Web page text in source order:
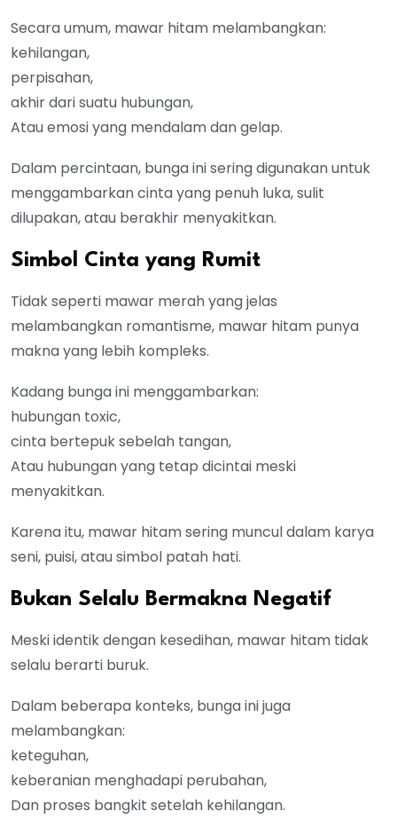
Secara umum, mawar hitam melambangkan:
kehilangan,
perpisahan,
akhir dari suatu hubungan,
Atau emosi yang mendalam dan gelap.
Dalam percintaan, bunga ini sering digunakan untuk
menggambarkan cinta yang penuh luka, sulit
dilupakan, atau berakhir menyakitkan.
Simbol Cinta yang Rumit
Tidak seperti mawar merah yang jelas
melambangkan romantisme, mawar hitam punya
makna yang lebih kompleks.
Kadang bunga ini menggambarkan:
hubungan toxic,
cinta bertepuk sebelah tangan,
Atau hubungan yang tetap dicintai meski
menyakitkan.
Karena itu, mawar hitam sering muncul dalam karya
seni, puisi, atau simbol patah hati.
Bukan Selalu Bermakna Negatif
Meski identik dengan kesedihan, mawar hitam tidak
selalu berarti buruk.
Dalam beberapa konteks, bunga ini juga
melambangkan:
keteguhan,
keberanian menghadapi perubahan,
Dan proses bangkit setelah kehilangan.